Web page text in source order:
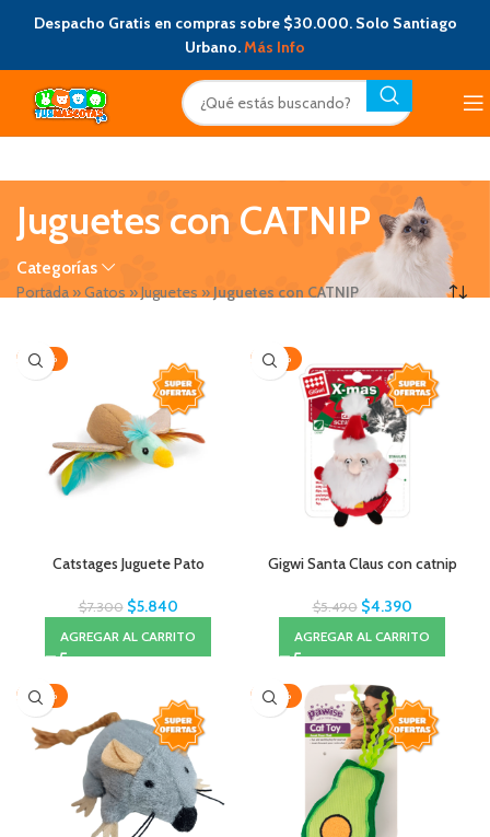
Despacho Gratis en compras sobre $30.000. Solo Santiago
Urbano.Más Info
Juguetes con CATNIP
Categorías
Portada »Gatos »Juguetes » Juguetes con CATNIP
-20%
Catstages Juguete Pato
$7.300 $5.840
AGREGAR AL CARRITO
-20%
Gigwi Santa Claus con catnip
$5.490 $4.390
AGREGAR AL CARRITO
-20% -20%